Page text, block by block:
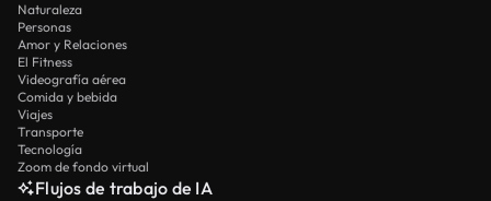
Naturaleza
Personas
Amor y Relaciones
El Fitness
Videografía aérea
Comida y bebida
Viajes
Transporte
Tecnología
Zoom de fondo virtual
Flujos de trabajo de IA